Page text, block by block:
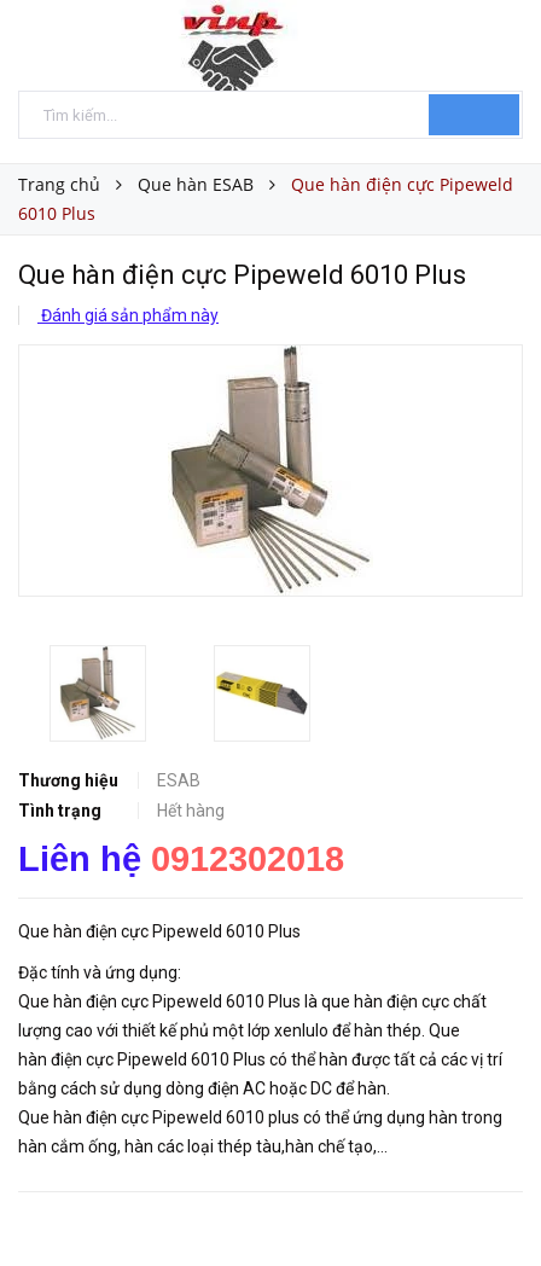
Trang chủ Que hàn ESAB
Que hàn điện cực Pipeweld
6010 Plus
Que hàn điện cực Pipeweld 6010 Plus
Đánh giá sản phẩm này
Thương hiệu
ESAB
Tình trạng
Hết hàng
Liên hệ 0912302018
Que hàn điện cực Pipeweld 6010 Plus
Đặc tính và ứng dụng:
Que hàn điện cực Pipeweld 6010 Plus là que hàn điện cực chất
lượng cao với thiết kế phủ một lớp xenlulo để hàn thép. Que
hàn điện cực Pipeweld 6010 Plus có thể hàn được tất cả các vị trí
bằng cách sử dụng dòng điện AC hoặc DC để hàn.
Que hàn điện cực Pipeweld 6010 plus có thể ứng dụng hàn trong
hàn cắm ống, hàn các loại thép tàu,hàn chế tạo,...